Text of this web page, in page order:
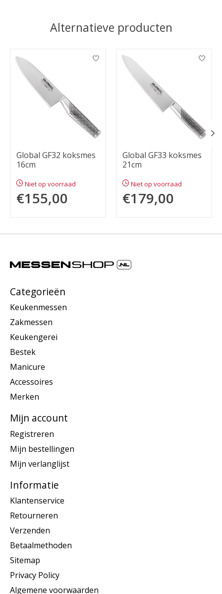
Alternatieve producten
Items van productcarrousel
Global GF32 koksmes
16cm
Niet op voorraad
€155,00
Global GF33 koksmes
21cm
Niet op voorraad
€179,00
Categorieën
Keukenmessen
Zakmessen
Keukengerei
Bestek
Manicure
Accessoires
Merken
Mijn account
Registreren
Mijn bestellingen
Mijn verlanglijst
Informatie
Klantenservice
Retourneren
Verzenden
Betaalmethoden
Sitemap
Privacy Policy
Algemene voorwaarden